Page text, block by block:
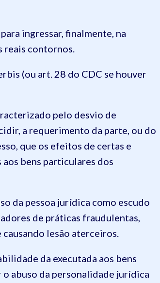
ingressar, finalmente, na
reais contornos.
(ou art. 28 do CDC se houver
pelo desvio de
a requerimento da parte, ou do
que os efeitos de certas e
bens particulares dos
da pessoa jurídica como escudo
de práticas fraudulentas,
lesão aterceiros.
da executada aos bens
abuso da personalidade jurídica